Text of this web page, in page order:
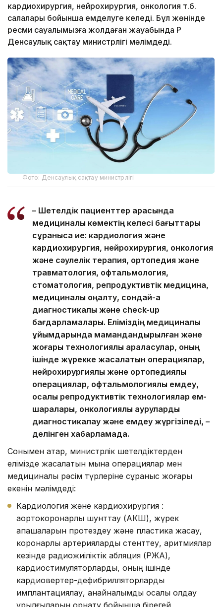
кардиохирургия, нейрохирургия, онкология т.б.
салалары бойынша емделуге келеді. Бұл жөнінде
ресми сауалымызға жолдаған жауабында ҚР
Денсаулық сақтау министрлігі мәлімдеді.
Фото: Денсаулық сақтау министрлігі
– Шетелдік пациенттер арасында
медициналық көмектің келесі бағыттары
сұранысқа ие: кардиология және
кардиохирургия, нейрохирургия, онкология
және сәулелік терапия, ортопедия және
травматология, офтальмология,
стоматология, репродуктивтік медицина,
медициналық оңалту, сондай-ақ
диагностикалық және check-up
бағдарламалары. Еліміздің медициналық
ұйымдарында мамандандырылған және
жоғары технологиялық араласулар, оның
ішінде жүрекке жасалатын операциялар,
нейрохирургиялық және ортопедиялық
операциялар, офтальмологиялық емдеу,
қосалқы репродуктивтік технологиялар ем-
шаралары, онкологиялық ауруларды
диагностикалау және емдеу жүргізіледі, –
делінген хабарламада.
Сонымен қатар, министрлік шетелдіктерден
елімізде жасалатын мына операциялар мен
медициналық рәсім түрлеріне сұраныс жоғары
екенін мәлімдеді:
Кардиология және кардиохирургия :
аортокоронарлық шунттау (АКШ), жүрек
қақпақшаларын протездеу және пластика жасау,
коронарлық артерияларды стенттеу, аритмиялар
кезінде радиожиіліктік абляция (РЖА),
кардиостимуляторларды, оның ішінде
кардиовертер-дефибрилляторларды
имплантациялау, қанайналымды қосалқы қолдау